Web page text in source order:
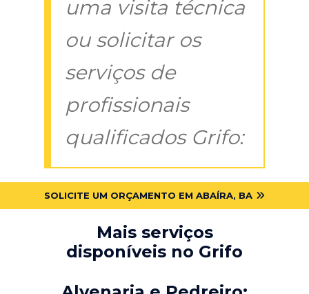
uma visita técnica
ou solicitar os
serviços de
profissionais
qualificados Grifo:
SOLICITE UM ORÇAMENTO EM ABAÍRA, BA
Mais serviços
disponíveis no Grifo